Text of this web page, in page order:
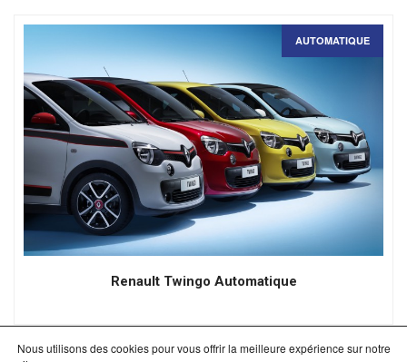
AUTOMATIQUE
Renault Twingo Automatique
Nous utilisons des cookies pour vous offrir la meilleure expérience sur notre